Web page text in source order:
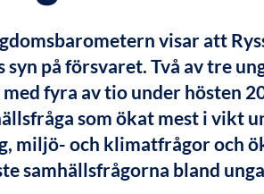
visar att
på försvaret. Två av tre
fyra av tio under hösten
som ökat mest i vikt
miljö- och klimatfrågor och
samhällsfrågorna bland